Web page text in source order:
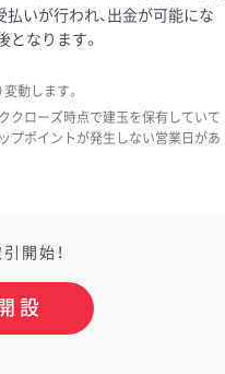
いが行われ、出金が可能にな
なります。
動します。
クローズ時点で建玉を保有していて
プポイントが発生しない営業日があ
開始！
設